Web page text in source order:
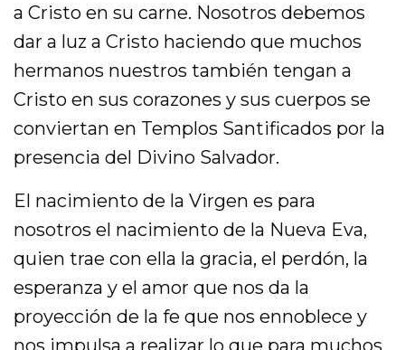
a Cristo en su carne. Nosotros debemos
dar a luz a Cristo haciendo que muchos
hermanos nuestros también tengan a
Cristo en sus corazones y sus cuerpos se
conviertan en Templos Santificados por la
presencia del Divino Salvador.
El nacimiento de la Virgen es para
nosotros el nacimiento de la Nueva Eva,
quien trae con ella la gracia, el perdón, la
esperanza y el amor que nos da la
proyección de la fe que nos ennoblece y